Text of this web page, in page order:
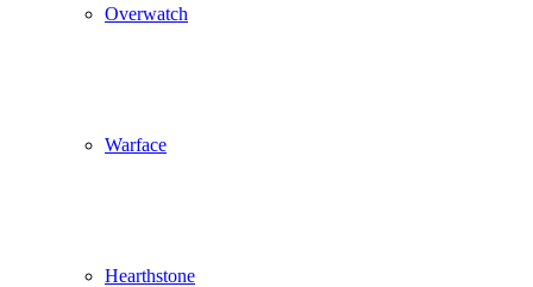
Overwatch
Warface
Hearthstone